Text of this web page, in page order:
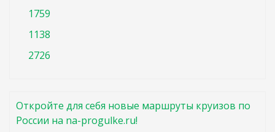
1759
1138
2726
Откройте для себя новые маршруты круизов по
России на na-progulke.ru!